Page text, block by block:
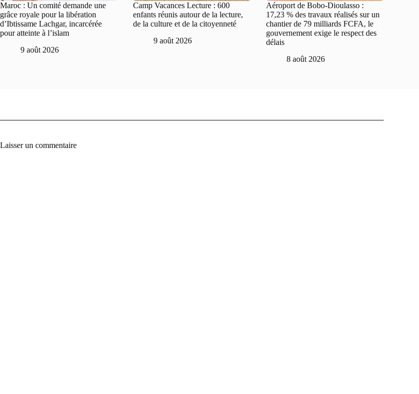
Maroc : Un comité demande une
grâce royale pour la libération
d’Ibtissame Lachgar, incarcérée
pour atteinte à l’islam
9 août 2026
Camp Vacances Lecture : 600
enfants réunis autour de la lecture,
de la culture et de la citoyenneté
9 août 2026
Aéroport de Bobo-Dioulasso :
17,23 % des travaux réalisés sur un
chantier de 79 milliards FCFA, le
gouvernement exige le respect des
délais
8 août 2026
Laisser un commentaire